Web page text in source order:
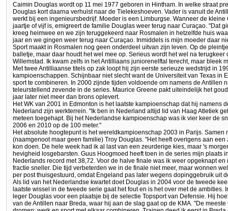
Caimin Douglas wordt op 11 mei 1977 geboren in Hintham. In welke straat
Douglas kort daarna verhuist naar de Tielekeshoeven. Vader is vanuit de
werkt bij een ingenieursbedrijf. Moeder is een Limburgse. Wanneer de kleine
jaartje of vijf is, emigreert de familie Douglas weer terug naar Curaçao. "Dat
kreeg heimwee en we zijn teruggekeerd naar Rosmalen in hetzelfde huis
jaar en we gingen weer terug naar Curaçao. Inmiddels is mijn moeder daar
Sport maakt in Rosmalen nog geen onderdeel uitvan zijn leven. Op de
balletje, maar daar houdt het wel mee op. Serieus wordt het wel na
Willemstad. Ik kwam zelfs in het Antilliaans juniorenelftal terecht, maar bleek
Met twee Antilliaanse titels op zak loopt hij zijn eerste serieuze wedstrijd in
kampioenschappen. Schijnbaar niet slecht want de Universiteit van Texas in
sport te combineren. In 2000 zijnde tijden voldoende om namens de Antillen
teleurstellend zevende in de series. Maurice Greene pakt uiteindelijk het
jaar later niet meer dan brons oplevert.
Het WK van 2001 in Edmonton is het laatste kampioenschap dat hij namens
Nederland zijn werkterrein. "Ik ben in Nederland altijd lid van Haag Atletiek
meteen toegehapt. Bij het Nederlandse kampioenschap was ik vier keer de
2006 en 2010 op de 100 meter."
Het absolute hoogtepunt is het wereldkampioenschap 2003 in Parijs. Samen
(naamgenoot maar geen familie) Troy Douglas. "Het heeft overigens aan
kon doen. De hele week had ik al last van een zeurderige kies, maar 's
hevigheid losgebarsten. Guus Hoogmoed heeft toen in de series mijn plaats
Nederlands record met 38,72. Voor de halve finale was ik weer opgeknapt
fractie sneller. Die tijd verbeterden we in de finale niet meer, maar wonnen
per post thuisgestuurd, omdat Engeland pas later wegens dopinggebruik uit
Als lid van het Nederlandse kwartet doet Douglas in 2004 voor de tweede
laatste wissel in de tweede serie gaat het fout en is het over met de
leger Douglas voor een plaatsje bij de selectie Topsport van Defensie. Hij
van de Antillen naar Breda, waar hij aan de slag gaat op de KMA. "De